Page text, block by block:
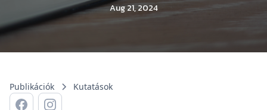
Aug 21, 2024
Publikációk Kutatások